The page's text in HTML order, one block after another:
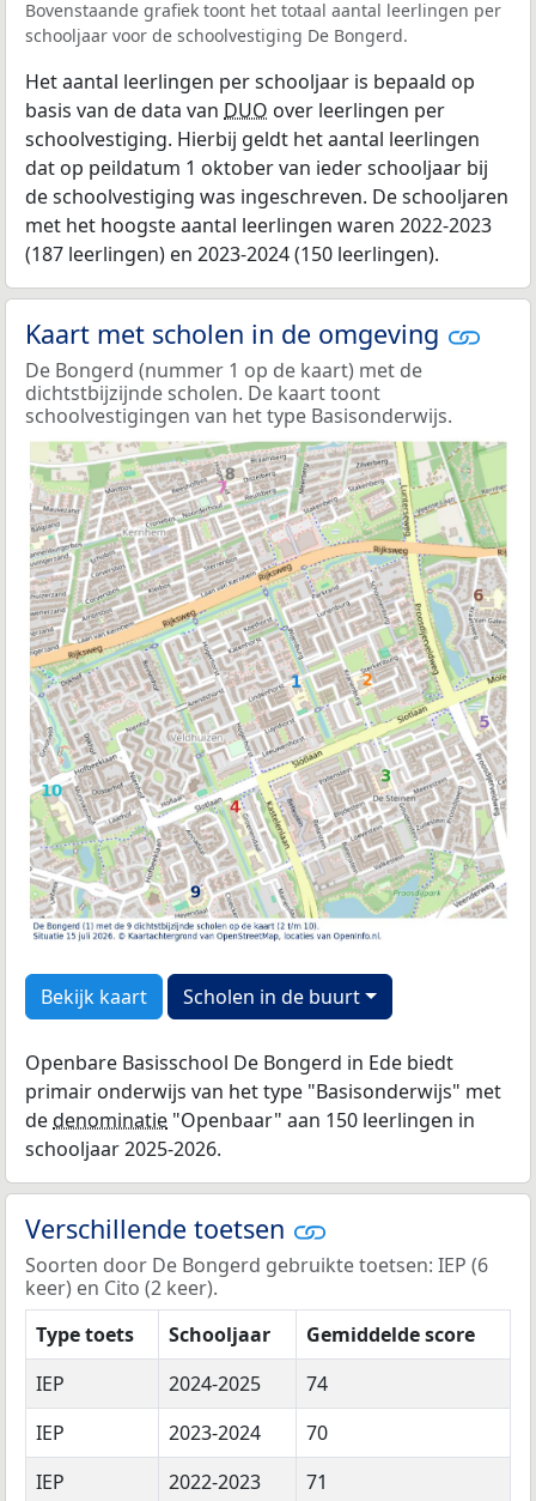
Bovenstaande grafiek toont het totaal aantal leerlingen per
schooljaar voor de schoolvestiging De Bongerd.
Het aantal leerlingen per schooljaar is bepaald op
basis van de data van DUO over leerlingen per
schoolvestiging. Hierbij geldt het aantal leerlingen
dat op peildatum 1 oktober van ieder schooljaar bij
de schoolvestiging was ingeschreven. De schooljaren
met het hoogste aantal leerlingen waren 2022-2023
(187 leerlingen) en 2023-2024 (150 leerlingen).
Kaart met scholen in de omgeving
De Bongerd (nummer 1 op de kaart) met de
dichtstbijzijnde scholen. De kaart toont
schoolvestigingen van het type Basisonderwijs.
Bekijk kaart Scholen in de buurt
Openbare Basisschool De Bongerd in Ede biedt
primair onderwijs van het type "Basisonderwijs" met
dedenominatie "Openbaar" aan 150 leerlingen in
schooljaar 2025-2026.
Verschillende toetsen
Soorten door De Bongerd gebruikte toetsen: IEP (6
keer) en Cito (2 keer).
Type toets
Schooljaar
Gemiddelde score
IEP
2024-2025
74
IEP
2023-2024
70
IEP
2022-2023
71